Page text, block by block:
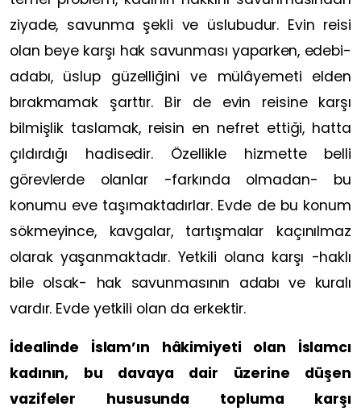
ziyade, savunma şekli ve üslubudur. Evin reisi
olan beye karşı hak savunması yaparken, edebi-
adabı, üslup güzelliğini ve mülâyemeti elden
bırakmamak şarttır. Bir de evin reisine karşı
bilmişlik taslamak, reisin en nefret ettiği, hatta
çıldırdığı hadisedir. Özellikle hizmette belli
görevlerde olanlar -farkında olmadan- bu
konumu eve taşımaktadırlar. Evde de bu konum
sökmeyince, kavgalar, tartışmalar kaçınılmaz
olarak yaşanmaktadır. Yetkili olana karşı -haklı
bile olsak- hak savunmasının adabı ve kuralı
vardır. Evde yetkili olan da erkektir.
İdealinde İslam’ın hâkimiyeti olan İslamcı
kadının, bu davaya dair üzerine düşen
vazifeler hususunda topluma karşı